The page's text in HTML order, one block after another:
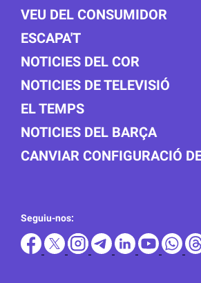
VEU DEL CONSUMIDOR
ESCAPA'T
NOTICIES DEL COR
NOTICIES DE TELEVISIÓ
EL TEMPS
NOTICIES DEL BARÇA
CANVIAR CONFIGURACIÓ
Seguiu-nos: